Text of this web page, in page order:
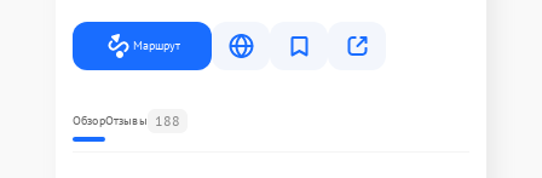
Маршрут
ОбзорОтзывы 188